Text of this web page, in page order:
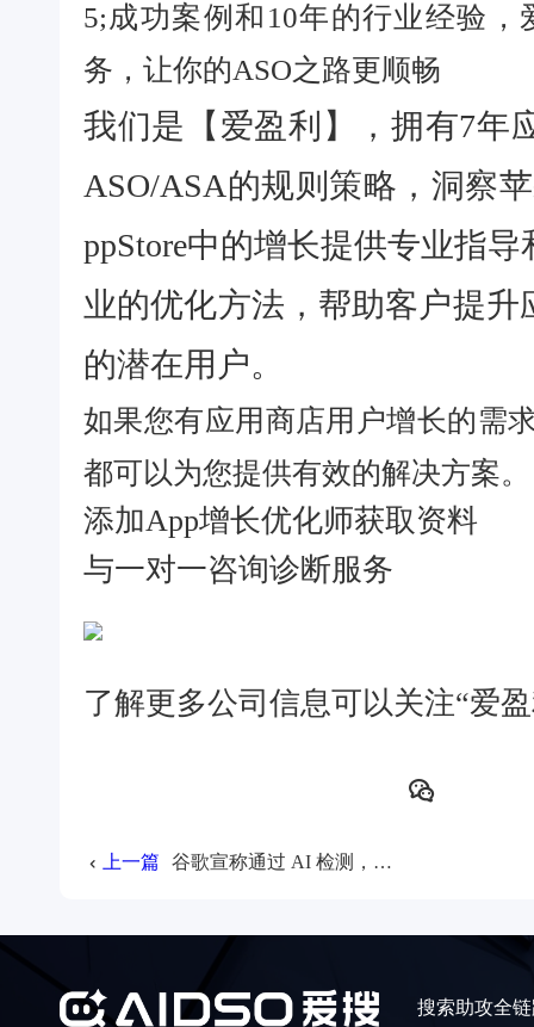
5;成功案例和10年的行业经验
务，让你的ASO之路更顺畅
我们是【爱盈利】，拥有7年
ASO/ASA的规则策略，洞察
ppStore中的增长提供专业指
业的优化方法，帮助客户提
的潜在用户。
如果您有应用商店用户增长的需
都可以为您提供有效的解决方案。
添加App增长优化师获取资料
与一对一咨询诊断服务
了解更多公司信息可以关注“爱
上一篇 谷歌宣称通过 AI 检测，删除了应用商店236万个违规应用，封禁了15.8万个开发者账户！
搜索助攻全